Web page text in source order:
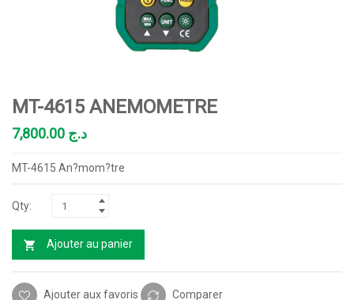
MT-4615 ANEMOMETRE
د.ج
MT-4615 An?mom?tre
Ajouter au panier
Ajouter aux favoris Comparer